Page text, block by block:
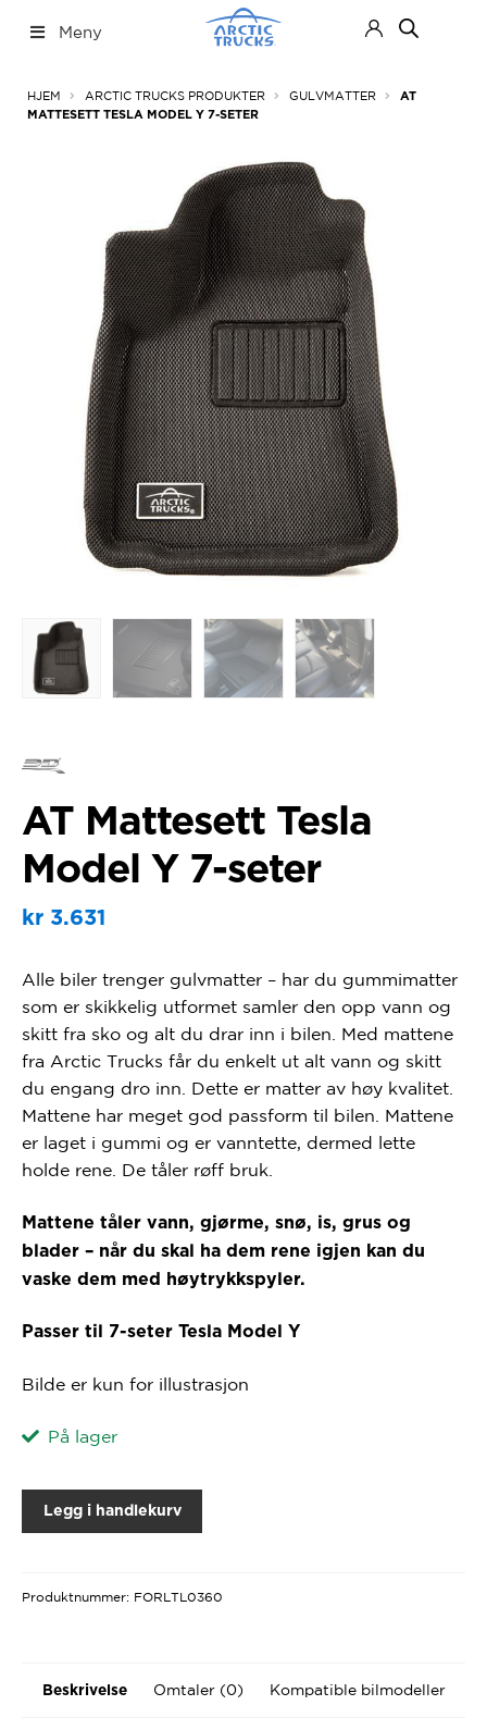
til
til
Meny
HJEM ARCTIC TRUCKS PRODUKTER GULVMATTER
AT
MATTESETT TESLA MODEL Y 7-SETER
AT Mattesett Tesla
Model Y 7-seter
kr3.631
Alle biler trenger gulvmatter – har du gummimatter
som er skikkelig utformet samler den opp vann og
skitt fra sko og alt du drar inn i bilen. Med mattene
fra Arctic Trucks får du enkelt ut alt vann og skitt
du engang dro inn. Dette er matter av høy kvalitet.
Mattene har meget god passform til bilen. Mattene
er laget i gummi og er vanntette, dermed lette
holde rene. De tåler røff bruk.
Mattene tåler vann, gjørme, snø, is, grus og
blader – når du skal ha dem rene igjen kan du
vaske dem med høytrykkspyler.
Passer til 7-seter Tesla Model Y
Bilde er kun for illustrasjon
På lager
Legg i handlekurv
Produktnummer: FORLTL0360
Beskrivelse Omtaler (0) Kompatible bilmodeller